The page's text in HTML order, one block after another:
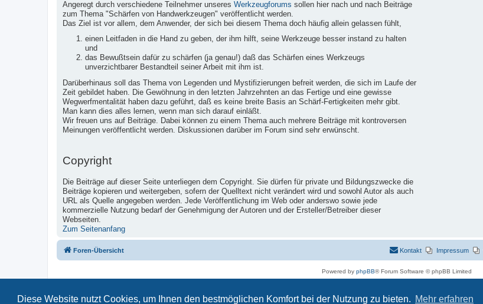
Diese Website nutzt Cookies, um Ihnen den bestmöglichen Komfort bei der Nutzung zu bieten. Mehr erfahren
Angeregt durch verschiedene Teilnehmer unseres Werkzeugforums sollen hier nach und nach Beiträge
zum Thema "Schärfen von Handwerkzeugen" veröffentlicht werden.
Das Ziel ist vor allem, dem Anwender, der sich bei diesem Thema doch häufig allein gelassen fühlt,
einen Leitfaden in die Hand zu geben, der ihm hilft, seine Werkzeuge besser instand zu halten
und
das Bewußtsein dafür zu schärfen (ja genau!) daß das Schärfen eines Werkzeugs
unverzichtbarer Bestandteil seiner Arbeit mit ihm ist.
Darüberhinaus soll das Thema von Legenden und Mystifizierungen befreit werden, die sich im Laufe der
Zeit gebildet haben. Die Gewöhnung in den letzten Jahrzehnten an das Fertige und eine gewisse
Wegwerfmentalität haben dazu geführt, daß es keine breite Basis an Schärf-Fertigkeiten mehr gibt.
Man kann dies alles lernen, wenn man sich darauf einläßt.
Wir freuen uns auf Beiträge. Dabei können zu einem Thema auch mehrere Beiträge mit kontroversen
Meinungen veröffentlicht werden. Diskussionen darüber im Forum sind sehr erwünscht.
Copyright
Die Beiträge auf dieser Seite unterliegen dem Copyright. Sie dürfen für private und Bildungszwecke die
Beiträge kopieren und weitergeben, sofern der Quelltext nicht verändert wird und sowohl Autor als auch
URL als Quelle angegeben werden. Jede Veröffentlichung im Web oder anderswo sowie jede
kommerzielle Nutzung bedarf der Genehmigung der Autoren und der Ersteller/Betreiber dieser
Webseiten.
Zum Seitenanfang
Foren-Übersicht Impressum
Kontakt
Powered by phpBB® Forum Software © phpBB Limited